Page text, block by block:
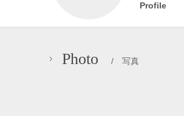
Profile
Photo / 写真